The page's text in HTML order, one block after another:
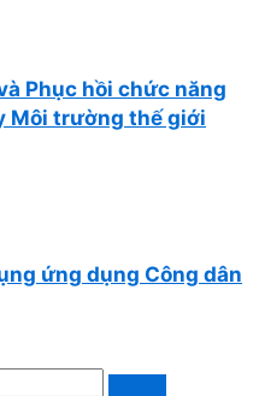
Phục hồi chức năng
Môi trường thế giới
ứng dụng Công dân